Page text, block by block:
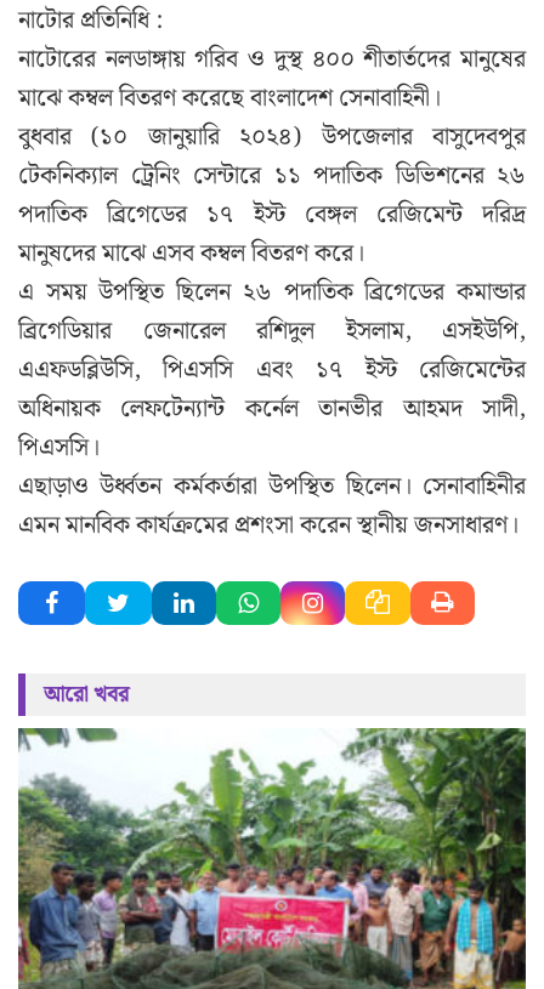
নাটোর প্রতিনিধি :
নাটোরের নলডাঙ্গায় গরিব ও দুস্থ ৪০০ শীতার্তদের মানুষের
মাঝে কম্বল বিতরণ করেছে বাংলাদেশ সেনাবাহিনী।
বুধবার (১০ জানুয়ারি ২০২৪) উপজেলার বাসুদেবপুর
টেকনিক্যাল ট্রেনিং সেন্টারে ১১ পদাতিক ডিভিশনের ২৬
পদাতিক ব্রিগেডের ১৭ ইস্ট বেঙ্গল রেজিমেন্ট দরিদ্র
মানুষদের মাঝে এসব কম্বল বিতরণ করে।
এ সময় উপস্থিত ছিলেন ২৬ পদাতিক ব্রিগেডের কমান্ডার
ব্রিগেডিয়ার জেনারেল রশিদুল ইসলাম, এসইউপি,
এএফডব্লিউসি, পিএসসি এবং ১৭ ইস্ট রেজিমেন্টের
অধিনায়ক লেফটেন্যান্ট কর্নেল তানভীর আহমদ সাদী,
পিএসসি।
এছাড়াও উর্ধ্বতন কর্মকর্তারা উপস্থিত ছিলেন। সেনাবাহিনীর
এমন মানবিক কার্যক্রমের প্রশংসা করেন স্থানীয় জনসাধারণ।
আরো খবর